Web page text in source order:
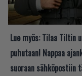
Lue myös: Tilaa Tiltin
puhutaan! Nappaa
suoraan sähköpostiin